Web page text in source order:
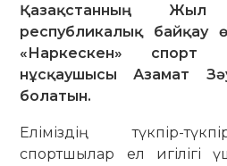
Қазақстанның
республикалық байқау
«Наркескен» спорт
нұсқаушысы Азамат
болатын.
Еліміздің түкпір-
спортшылар ел игілігі